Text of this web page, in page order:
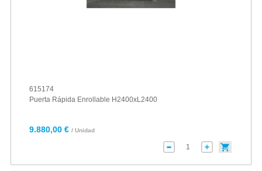
615174
Puerta Rápida Enrollable H2400xL2400
9.880,00 € / Unidad